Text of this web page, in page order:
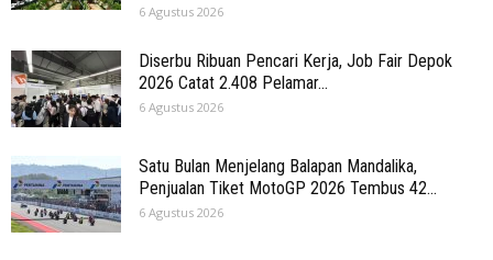
6 Agustus 2026
Diserbu Ribuan Pencari Kerja, Job Fair Depok
2026 Catat 2.408 Pelamar...
6 Agustus 2026
Satu Bulan Menjelang Balapan Mandalika,
Penjualan Tiket MotoGP 2026 Tembus 42...
6 Agustus 2026